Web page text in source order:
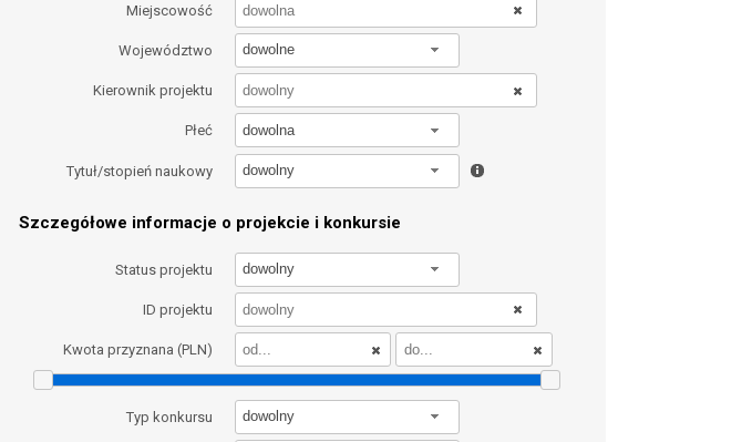
Miejscowość
Województwo dowolne
Kierownik projektu
Płeć dowolna
Tytuł/stopień naukowy dowolny
Szczegółowe informacje o projekcie i konkursie
Status projektu dowolny
ID projektu
Kwota przyznana (PLN)
Typ konkursu dowolny